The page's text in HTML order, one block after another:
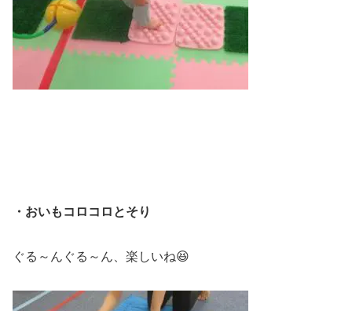
・おいもコロコロとそり
ぐる～んぐる～ん、楽しいね😆